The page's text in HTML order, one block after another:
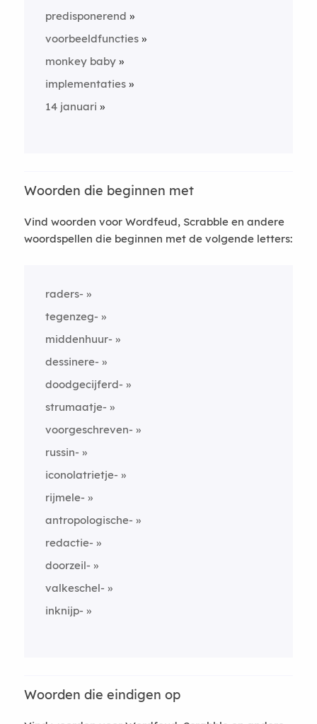
predisponerend
voorbeeldfuncties
monkey baby
implementaties
14 januari
Woorden die beginnen met
Vind woorden voor Wordfeud, Scrabble en andere
woordspellen die beginnen met de volgende letters:
raders-
tegenzeg-
middenhuur-
dessinere-
doodgecijferd-
strumaatje-
voorgeschreven-
russin-
iconolatrietje-
rijmele-
antropologische-
redactie-
doorzeil-
valkeschel-
inknijp-
Woorden die eindigen op